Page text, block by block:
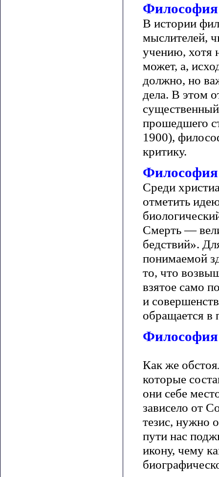
Философия
В истории
мыслителей,
учению, хотя
может, а,
должно, но
дела. В этом
прошедшего
1900),
критику.
Философия
Среди
отметить
Смерть —
бедствий».
понимаемой
то, что
взятое само
и
обращается в
Философия
Как же
которые
они себе
зависело от
тезис, нужно
пути нас
икону, чему